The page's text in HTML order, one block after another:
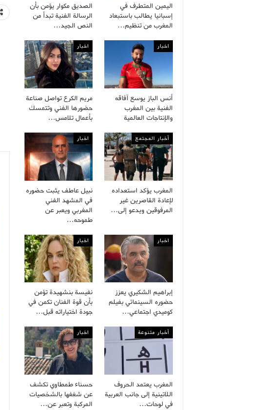
اليمين المتطرف في
إسبانيا يطالب باستبعاد
المغرب من تنظيم…
الصديق مكوار يؤمن بأن
الرسالة الفنية تبدأ من
النص الجيد…
اخبار
أنس الباز يوسع آفاقه
الفنية بين المغرب
والإنتاجات العالمية
اخبار
مريم الكرع تواصل صناعة
حضورها الفني وتتمسك
بأعمال تلامس…
أخبار المجتمع
المغرب يؤكد استعداده
لإعادة القاصرين غير
المرفوقين ويدعو إلى…
اخبار
نبيل عاطف يثبت حضوره
في المشهد الفني
المغربي ويعبر عن
طموحه…
اخبار
إبراهيم الشكيري يعزز
حضوره السينمائي بفيلم
كوميدي اجتماعي…
اخبار
نفيسة بنشهيدة تؤمن
بأن قوة الفنان تكمن في
جودة اختياراته قبل…
أخبار متنوعة
المغرب يعتمد الحروف
اللاتينية إلى جانب العربية
في لوحات…
اخبار
حسناء طمطاوي تكشف
عن شغفها بالشخصيات
المركبة وتعبر عن…